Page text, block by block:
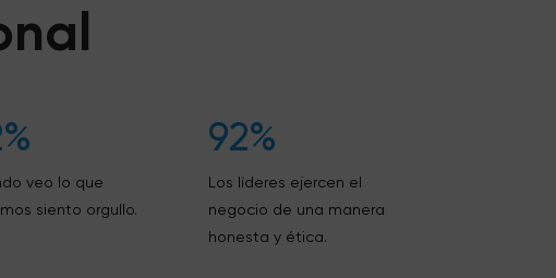
veo lo que
siento orgullo.
92%
Los líderes ejercen el
negocio de una manera
honesta y ética.